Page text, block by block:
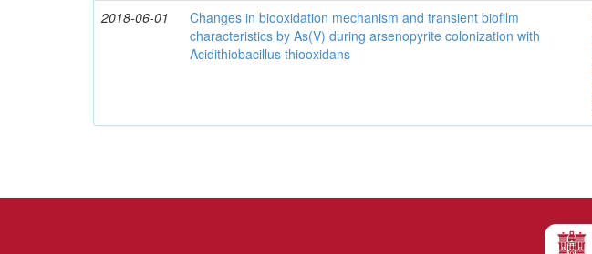
2018-06-01
Changes in biooxidation mechanism and transient biofilm
characteristics by As(V) during arsenopyrite colonization with
Acidithiobacillus thiooxidans